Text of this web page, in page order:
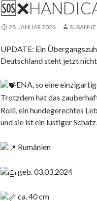
28. JANUAR 2026
UPDATE: Ein
Deutschland steht jetzt
ENA, so eine
Trotzdem hat das
Rolli, ein hundegerechtes
und sie ist ein lustiger
Rumänien
geb. 03.03.2024
ca. 40 cm